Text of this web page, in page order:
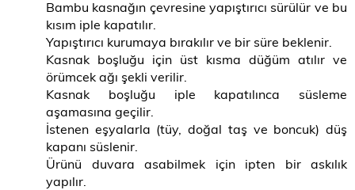
Bambu kasnağın çevresine yapıştırıcı sürülür ve bu
kısım iple kapatılır.
Yapıştırıcı kurumaya bırakılır ve bir süre beklenir.
Kasnak boşluğu için üst kısma düğüm atılır ve
örümcek ağı şekli verilir.
Kasnak boşluğu iple kapatılınca süsleme
aşamasına geçilir.
İstenen eşyalarla (tüy, doğal taş ve boncuk) düş
kapanı süslenir.
Ürünü duvara asabilmek için ipten bir askılık
yapılır.